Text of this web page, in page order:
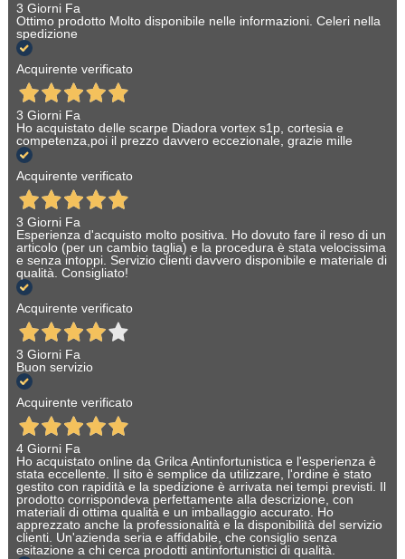
3 Giorni Fa
Ottimo prodotto Molto disponibile nelle informazioni. Celeri nella
spedizione
Acquirente verificato
3 Giorni Fa
Ho acquistato delle scarpe Diadora vortex s1p, cortesia e
competenza,poi il prezzo davvero eccezionale, grazie mille
Acquirente verificato
3 Giorni Fa
Esperienza d'acquisto molto positiva. Ho dovuto fare il reso di un
articolo (per un cambio taglia) e la procedura è stata velocissima
e senza intoppi. Servizio clienti davvero disponibile e materiale di
qualità. Consigliato!
Acquirente verificato
3 Giorni Fa
Buon servizio
Acquirente verificato
4 Giorni Fa
Ho acquistato online da Grilca Antinfortunistica e l'esperienza è
stata eccellente. Il sito è semplice da utilizzare, l'ordine è stato
gestito con rapidità e la spedizione è arrivata nei tempi previsti. Il
prodotto corrispondeva perfettamente alla descrizione, con
materiali di ottima qualità e un imballaggio accurato. Ho
apprezzato anche la professionalità e la disponibilità del servizio
clienti. Un'azienda seria e affidabile, che consiglio senza
esitazione a chi cerca prodotti antinfortunistici di qualità.